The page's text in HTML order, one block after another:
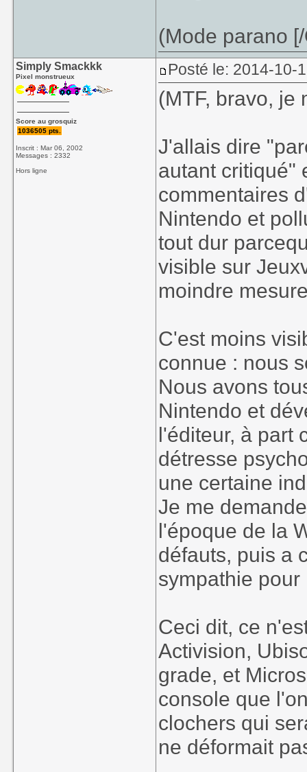
(Mode parano
Simply Smackkk
Pixel monstrueux
Score au grosquiz
1036505 pts.
Inscrit : Mar 06, 2002
Messages : 2332
Hors ligne
Posté le: 2014-10-
(MTF, bravo, je
J'allais dire
autant critiqué"
commentaires
Nintendo et
tout dur
visible sur
moindre
C'est moins
connue : nous
Nous avons
Nintendo et
l'éditeur, à part
détresse
une certaine
Je me
l'époque de la
défauts, puis a
sympathie
Ceci dit, ce
Activision,
grade, et
console que
clochers qui
ne déformait